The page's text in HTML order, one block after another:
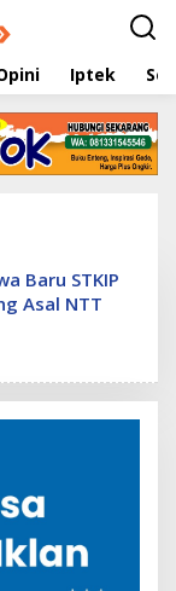
Iptek
Baru STKIP
Asal NTT